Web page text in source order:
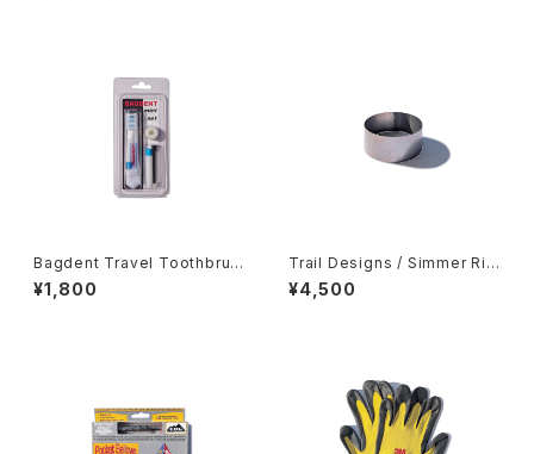
Bagdent Travel Toothbrus
h Set
¥1,800
Trail Designs / Simmer Rin
g (single)
¥4,500